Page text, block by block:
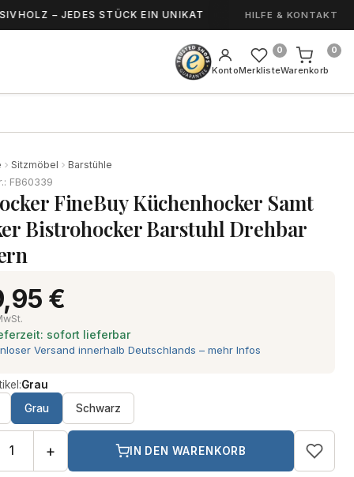
– JEDES STÜCK EIN UNIKAT HILFE & KONTAKT
KontoMerkliste
0
Warenkorb
0
Sitzmöbel
Barstühle
FB60339
FineBuy Küchenhocker Samt
Bistrohocker Barstuhl Drehbar
€
sofort lieferbar
Versand innerhalb Deutschlands – mehr Infos
Grau
Grau Schwarz
+ IN DEN WARENKORB